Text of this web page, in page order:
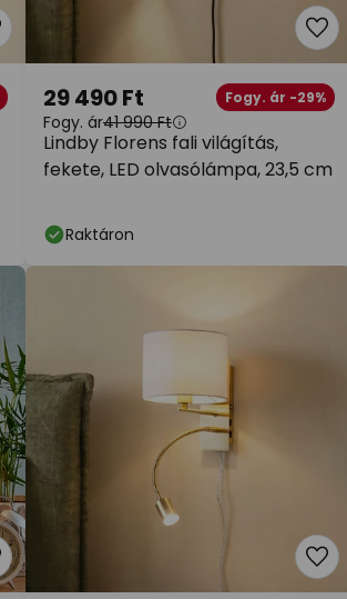
Lindby Florens fali világítás,
fekete, LED olvasólámpa, 23,5 cm
29 490 Ft Fogy. ár -29%
Fogy. ár41 990 Ft
Raktáron